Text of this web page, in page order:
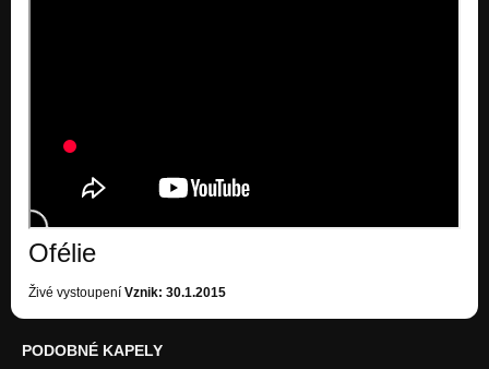
Ofélie
Živé vystoupení Vznik: 30.1.2015
PODOBNÉ KAPELY